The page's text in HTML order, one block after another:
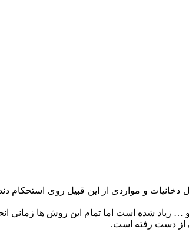
و مواردی از این قبیل روی استحکام
… زیاد شده است اما تمام این روش ها زمانی
از دست رفته است.